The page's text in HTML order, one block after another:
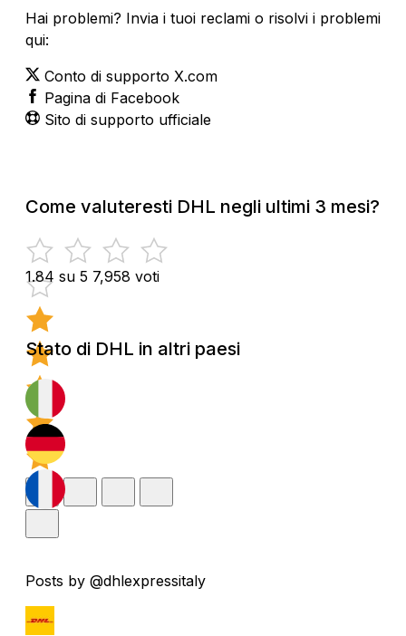
Hai problemi? Invia i tuoi reclami o risolvi i problemi
qui:
Conto di supporto X.com
Pagina di Facebook
Sito di supporto ufficiale
Come valuteresti DHL negli ultimi 3 mesi?
1.84 su 5 7,958 voti
Stato di DHL in altri paesi
Posts by @dhlexpressitaly